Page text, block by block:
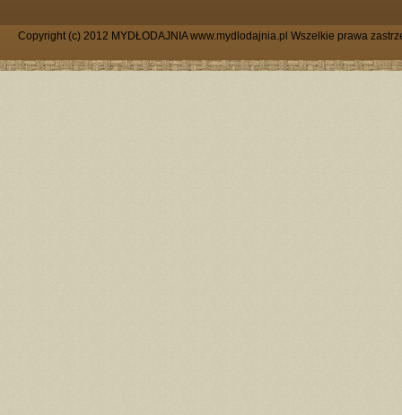
Copyright (c) 2012 MYDŁODAJNIA www.mydlodajnia.pl Wszelkie prawa